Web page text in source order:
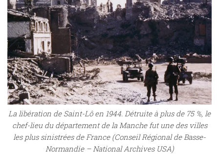
La libération de Saint-Lô en 1944. Détruite à plus de 75 %, le
chef-lieu du département de la Manche fut une des villes
les plus sinistrées de France (Conseil Régional de Basse-
Normandie – National Archives USA)